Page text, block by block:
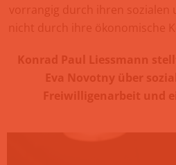
vorrangig durch ihren sozialen
nicht durch ihre ökonomische
Konrad Paul Liessmann
Eva Novotny über
Freiwilligenarbeit und